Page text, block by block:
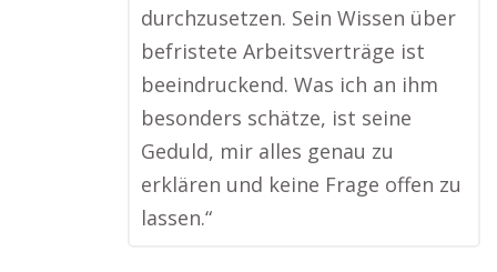
durchzusetzen. Sein Wissen über
befristete Arbeitsverträge ist
beeindruckend. Was ich an ihm
besonders schätze, ist seine
Geduld, mir alles genau zu
erklären und keine Frage offen zu
lassen.“